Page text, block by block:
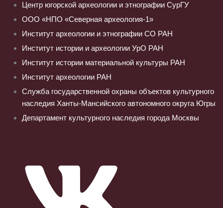
Центр югорской археологии и этнографии СурГУ
ООО «НПО «Северная археология-1»
Институт археологии и этнографии СО РАН
Институт истории и археологии УрО РАН
Институт истории материальной культуры РАН
Институт археологии РАН
Служба государственной охраны объектов культурного
наследия Ханты-Мансийского автономного округа Югры
Департамент культурного наследия города Москвы